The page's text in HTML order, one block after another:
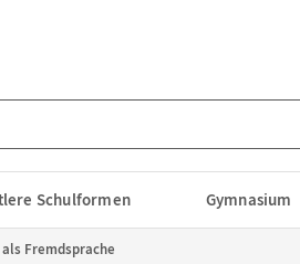
Schulformen Gymnasium
Fremdsprache